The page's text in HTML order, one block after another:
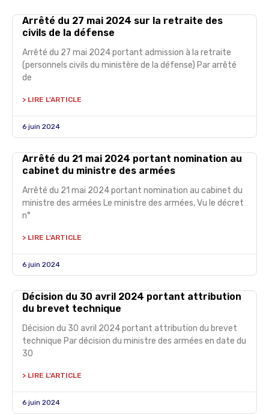
Arrêté du 27 mai 2024 sur la retraite des
civils de la défense
Arrêté du 27 mai 2024 portant admission à la retraite
(personnels civils du ministère de la défense) Par arrêté
de
> LIRE L'ARTICLE
6 juin 2024
Arrêté du 21 mai 2024 portant nomination au
cabinet du ministre des armées
Arrêté du 21 mai 2024 portant nomination au cabinet du
ministre des armées Le ministre des armées, Vu le décret
n°
> LIRE L'ARTICLE
6 juin 2024
Décision du 30 avril 2024 portant attribution
du brevet technique
Décision du 30 avril 2024 portant attribution du brevet
technique Par décision du ministre des armées en date du
30
> LIRE L'ARTICLE
6 juin 2024